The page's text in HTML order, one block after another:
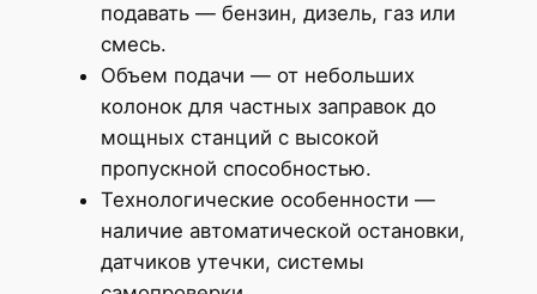
подавать — бензин, дизель, газ или
смесь.
Объем подачи — от небольших
колонок для частных заправок до
мощных станций с высокой
пропускной способностью.
Технологические особенности —
наличие автоматической остановки,
датчиков утечки, системы